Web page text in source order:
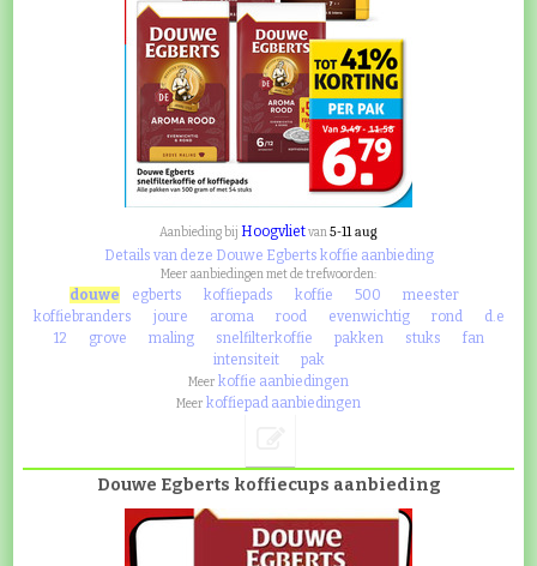
Aanbieding bij Hoogvlietvan5-11 aug
Details van deze Douwe Egberts koffie aanbieding
Meer aanbiedingen met de trefwoorden:
douwe egberts koffiepads koffie 500
meester
koffiebranders
joure aroma rood evenwichtig rond
d.e
12
grove maling snelfilterkoffie pakken stuks
fan
intensiteit
pak
Meer koffie aanbiedingen
Meer koffiepad aanbiedingen
Douwe Egberts koffiecups aanbieding